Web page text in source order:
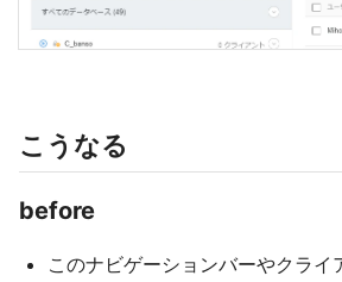
こうなる
before
このナビゲーションバーやクライ